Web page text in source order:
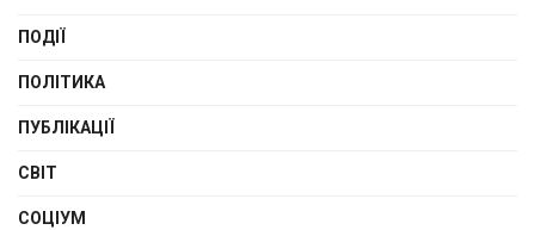
ПОДІЇ
ПОЛІТИКА
ПУБЛІКАЦІЇ
СВІТ
СОЦІУМ